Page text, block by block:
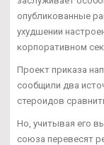
опубликованные
ухудшении
корпоративном
Проект приказа
сообщили два
стероидов
Но, учитывая его
союза перевесят